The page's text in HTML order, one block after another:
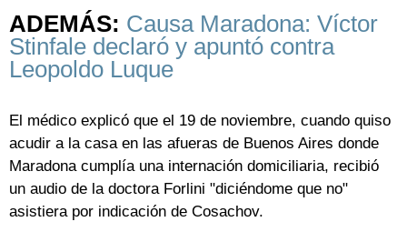
ADEMÁS: Causa Maradona: Víctor
Stinfale declaró y apuntó contra
Leopoldo Luque
El médico explicó que el 19 de noviembre, cuando quiso
acudir a la casa en las afueras de Buenos Aires donde
Maradona cumplía una internación domiciliaria, recibió
un audio de la doctora Forlini "diciéndome que no"
asistiera por indicación de Cosachov.